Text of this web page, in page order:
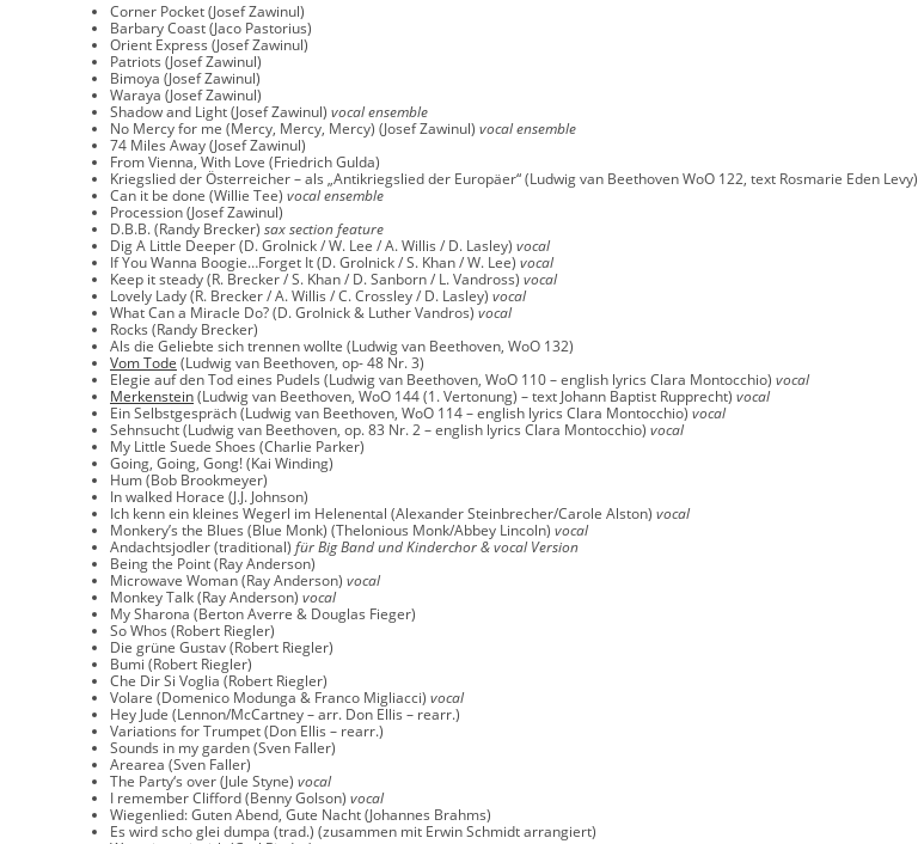
Corner Pocket (Josef Zawinul)
Barbary Coast (Jaco Pastorius)
Orient Express (Josef Zawinul)
Patriots (Josef Zawinul)
Bimoya (Josef Zawinul)
Waraya (Josef Zawinul)
Shadow and Light (Josef Zawinul) vocal ensemble
No Mercy for me (Mercy, Mercy, Mercy) (Josef Zawinul) vocal ensemble
74 Miles Away (Josef Zawinul)
From Vienna, With Love (Friedrich Gulda)
Kriegslied der Österreicher – als „Antikriegslied der Europäer“ (Ludwig van Beethoven WoO 122, text Rosmarie Eden Levy)
Can it be done (Willie Tee) vocal ensemble
Procession (Josef Zawinul)
D.B.B. (Randy Brecker) sax section feature
Dig A Little Deeper (D. Grolnick / W. Lee / A. Willis / D. Lasley) vocal
If You Wanna Boogie…Forget It (D. Grolnick / S. Khan / W. Lee) vocal
Keep it steady (R. Brecker / S. Khan / D. Sanborn / L. Vandross) vocal
Lovely Lady (R. Brecker / A. Willis / C. Crossley / D. Lasley) vocal
What Can a Miracle Do? (D. Grolnick & Luther Vandros) vocal
Rocks (Randy Brecker)
Als die Geliebte sich trennen wollte (Ludwig van Beethoven, WoO 132)
Vom Tode (Ludwig van Beethoven, op- 48 Nr. 3)
Elegie auf den Tod eines Pudels (Ludwig van Beethoven, WoO 110 – english lyrics Clara Montocchio) vocal
Merkenstein(Ludwig van Beethoven, WoO 144 (1. Vertonung) – text Johann Baptist Rupprecht) vocal
Ein Selbstgespräch (Ludwig van Beethoven, WoO 114 – english lyrics Clara Montocchio) vocal
Sehnsucht (Ludwig van Beethoven, op. 83 Nr. 2 – english lyrics Clara Montocchio) vocal
My Little Suede Shoes (Charlie Parker)
Going, Going, Gong! (Kai Winding)
Hum (Bob Brookmeyer)
In walked Horace (J.J. Johnson)
Ich kenn ein kleines Wegerl im Helenental (Alexander Steinbrecher/Carole Alston) vocal
Monkery’s the Blues (Blue Monk) (Thelonious Monk/Abbey Lincoln) vocal
Andachtsjodler (traditional) für Big Band und Kinderchor& vocal Version
Being the Point (Ray Anderson)
Microwave Woman (Ray Anderson) vocal
Monkey Talk (Ray Anderson) vocal
My Sharona (Berton Averre & Douglas Fieger)
So Whos (Robert Riegler)
Die grüne Gustav (Robert Riegler)
Bumi (Robert Riegler)
Che Dir Si Voglia (Robert Riegler)
Volare (Domenico Modunga & Franco Migliacci) vocal
Hey Jude (Lennon/McCartney – arr. Don Ellis – rearr.)
Variations for Trumpet (Don Ellis – rearr.)
Sounds in my garden (Sven Faller)
Arearea (Sven Faller)
The Party‘s over (Jule Styne) vocal
I remember Clifford (Benny Golson) vocal
Wiegenlied: Guten Abend, Gute Nacht (Johannes Brahms)
Es wird scho glei dumpa (trad.) (zusammen mit Erwin Schmidt arrangiert)